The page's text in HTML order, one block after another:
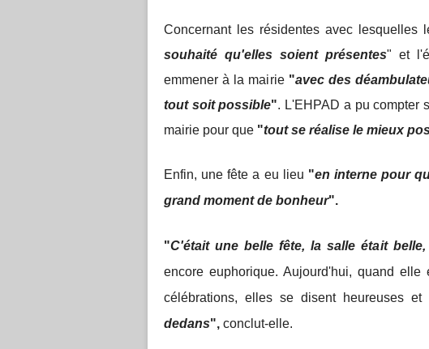
Concernant les résidentes avec lesquelles
souhaité qu'elles soient présentes" et
emmener à la mairie "avec des
tout soit possible". L'EHPAD a pu compter
mairie pour que "tout se réalise le mieux
Enfin, une fête a eu lieu "en interne pour
grand moment de bonheur".
"C'était une belle fête, la salle était
encore euphorique. Aujourd'hui, quand
célébrations, elles se disent heureuses et
dedans", conclut-elle.